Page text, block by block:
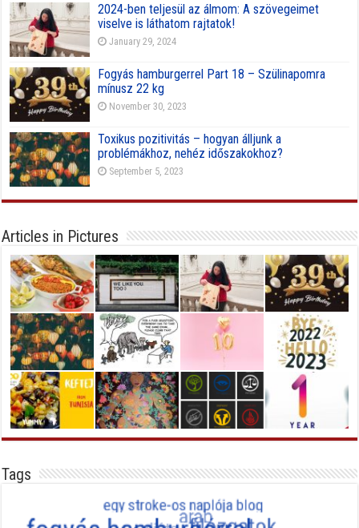
2024-ben teljesül az álmom: A szövegeimet
viselve is láthatom rajtatok!
January 29, 2024
Fogyás hamburgerrel Part 18 – Szülinapomra
mínusz 22 kg
November 30, 2023
Toxikus pozitivitás – hogyan álljunk a
problémákhoz, nehéz időszakokhoz?
September 5, 2023
Articles in Pictures
Tags